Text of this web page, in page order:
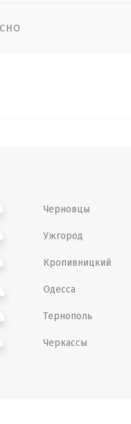
Черновцы
Ужгород
Кропивницкий
Одесса
Тернополь
Черкассы